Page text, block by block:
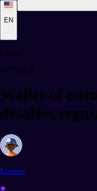
EN
Events
ARTICLE
Wallet of
desafíos
Lennon